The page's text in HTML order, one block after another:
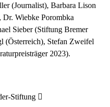
(Journalist), Barbara Lison
Wiebke Porombka
Sieber (Stiftung Bremer
(Österreich), Stefan Zweifel
2023).
Stiftung